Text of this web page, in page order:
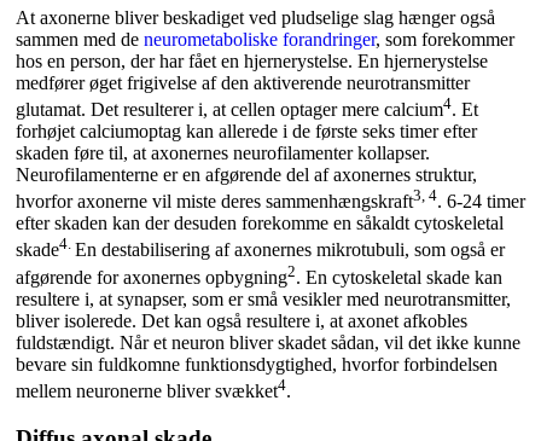
At axonerne bliver beskadiget ved pludselige slag hænger også
sammen med de neurometaboliske forandringer, som forekommer
hos en person, der har fået en hjernerystelse. En hjernerystelse
medfører øget frigivelse af den aktiverende neurotransmitter
glutamat. Det resulterer i, at cellen optager mere calcium4. Et
forhøjet calciumoptag kan allerede i de første seks timer efter
skaden føre til, at axonernes neurofilamenter kollapser.
Neurofilamenterne er en afgørende del af axonernes struktur,
hvorfor axonerne vil miste deres sammenhængskraft3, 4. 6-24 timer
efter skaden kan der desuden forekomme en såkaldt cytoskeletal
skade4. En destabilisering af axonernes mikrotubuli, som også er
afgørende for axonernes opbygning2. En cytoskeletal skade kan
resultere i, at synapser, som er små vesikler med neurotransmitter,
bliver isolerede. Det kan også resultere i, at axonet afkobles
fuldstændigt. Når et neuron bliver skadet sådan, vil det ikke kunne
bevare sin fuldkomne funktionsdygtighed, hvorfor forbindelsen
mellem neuronerne bliver svækket4.